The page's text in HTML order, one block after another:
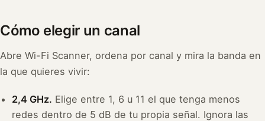
Cómo elegir un canal
Abre Wi-Fi Scanner, ordena por canal y mira la banda en
la que quieres vivir:
2,4 GHz. Elige entre 1, 6 u 11 el que tenga menos
redes dentro de 5 dB de tu propia señal. Ignora las